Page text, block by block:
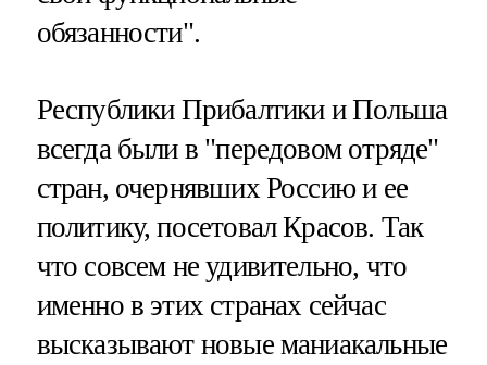
обязанности".
Республики Прибалтики и Польша
всегда были в "передовом отряде"
стран, очернявших Россию и ее
политику, посетовал Красов. Так
что совсем не удивительно, что
именно в этих странах сейчас
высказывают новые маниакальные